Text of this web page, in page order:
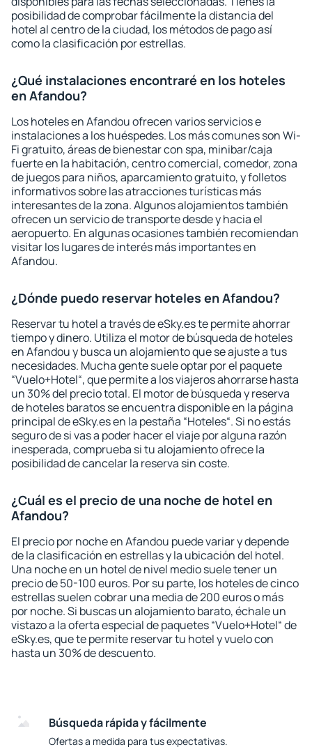
posibilidad de comprobar fácilmente la distancia del
hotel al centro de la ciudad, los métodos de pago así
como la clasificación por estrellas.
¿Qué instalaciones encontraré en los hoteles
en Afandou?
Los hoteles en Afandou ofrecen varios servicios e
instalaciones a los huéspedes. Los más comunes son Wi-
Fi gratuito, áreas de bienestar con spa, minibar/caja
fuerte en la habitación, centro comercial, comedor, zona
de juegos para niños, aparcamiento gratuito, y folletos
informativos sobre las atracciones turísticas más
interesantes de la zona. Algunos alojamientos también
ofrecen un servicio de transporte desde y hacia el
aeropuerto. En algunas ocasiones también recomiendan
visitar los lugares de interés más importantes en
Afandou.
¿Dónde puedo reservar hoteles en Afandou?
Reservar tu hotel a través de eSky.es te permite ahorrar
tiempo y dinero. Utiliza el motor de búsqueda de hoteles
en Afandou y busca un alojamiento que se ajuste a tus
necesidades. Mucha gente suele optar por el paquete
“Vuelo+Hotel“, que permite a los viajeros ahorrarse hasta
un 30% del precio total. El motor de búsqueda y reserva
de hoteles baratos se encuentra disponible en la página
principal de eSky.es en la pestaña “Hoteles“. Si no estás
seguro de si vas a poder hacer el viaje por alguna razón
inesperada, comprueba si tu alojamiento ofrece la
posibilidad de cancelar la reserva sin coste.
¿Cuál es el precio de una noche de hotel en
Afandou?
El precio por noche en Afandou puede variar y depende
de la clasificación en estrellas y la ubicación del hotel.
Una noche en un hotel de nivel medio suele tener un
precio de 50-100 euros. Por su parte, los hoteles de cinco
estrellas suelen cobrar una media de 200 euros o más
por noche. Si buscas un alojamiento barato, échale un
vistazo a la oferta especial de paquetes “Vuelo+Hotel“ de
eSky.es, que te permite reservar tu hotel y vuelo con
hasta un 30% de descuento.
Búsqueda rápida y fácilmente
Ofertas a medida para tus expectativas.